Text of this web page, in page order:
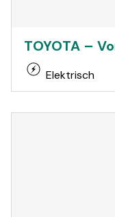
TOYOTA –
Elektrisch